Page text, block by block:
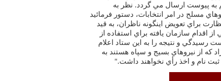
به پيوست ارسال مي گردد. نظر به
مسلح در امر انتخابات، دستور فرمائيد
براي تعويض اينگونه ناظران، به قيد
اقدام سازمان يافته براي استفاده از
رسيدگي و نتيجه را به اين ستاد اعلام
كه از نيروهاي بسيج و سپاه هستند به
نام و اخذ رأي نخواهند داشت."